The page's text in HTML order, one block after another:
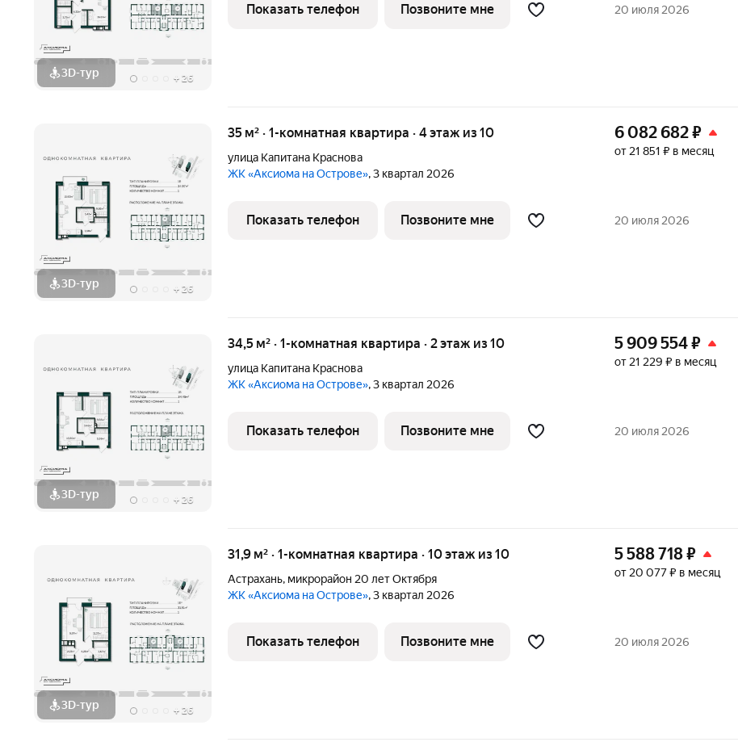
3D-тур + 26
Показать телефон Позвоните мне 20 июля 2026
3D-тур + 26
35 м² · 1-комнатная квартира · 4 этаж из 10
улица Капитана Краснова
ЖК «Аксиома на Острове», 3 квартал 2026
6 082 682₽
от 21 851 ₽ в месяц
Показать телефон Позвоните мне 20 июля 2026
3D-тур + 26
34,5 м² · 1-комнатная квартира · 2 этаж из 10
улица Капитана Краснова
ЖК «Аксиома на Острове», 3 квартал 2026
5 909 554₽
от 21 229 ₽ в месяц
Показать телефон Позвоните мне 20 июля 2026
3D-тур + 26
31,9 м² · 1-комнатная квартира · 10 этаж из 10
Астрахань, микрорайон 20 лет Октября
ЖК «Аксиома на Острове», 3 квартал 2026
5 588 718₽
от 20 077 ₽ в месяц
Показать телефон Позвоните мне 20 июля 2026